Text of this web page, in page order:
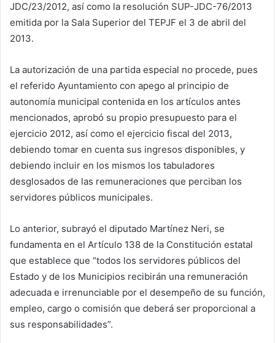
JDC/23/2012, así como la resolución SUP-JDC-76/2013
emitida por la Sala Superior del TEPJF el 3 de abril del
2013.
La autorización de una partida especial no procede, pues
el referido Ayuntamiento con apego al principio de
autonomía municipal contenida en los artículos antes
mencionados, aprobó su propio presupuesto para el
ejercicio 2012, así como el ejercicio fiscal del 2013,
debiendo tomar en cuenta sus ingresos disponibles, y
debiendo incluir en los mismos los tabuladores
desglosados de las remuneraciones que perciban los
servidores públicos municipales.
Lo anterior, subrayó el diputado Martínez Neri, se
fundamenta en el Artículo 138 de la Constitución estatal
que establece que “todos los servidores públicos del
Estado y de los Municipios recibirán una remuneración
adecuada e irrenunciable por el desempeño de su función,
empleo, cargo o comisión que deberá ser proporcional a
sus responsabilidades”.